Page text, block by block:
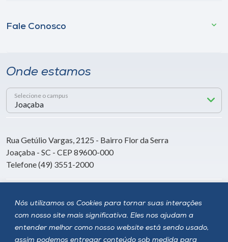
Nós utilizamos os Cookies para tornar suas interações
com nosso site mais significativa. Eles nos ajudam a
entender melhor como nosso website está sendo usado,
assim podemos entregar conteúdo sob medida para
Fale Conosco
Onde estamos
Selecione o campus
Rua Getúlio Vargas, 2125 - Bairro Flor da Serra
Joaçaba - SC - CEP 89600-000
Telefone (49) 3551-2000
Siga a Unoesc